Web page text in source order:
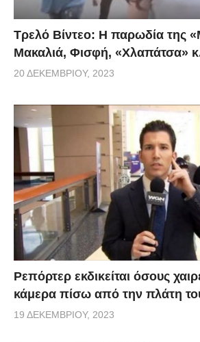
Τρελό Βίντεο: H παρωδία της
Μακαλιά, Φισφή, «Χλαπάτσα»
20 ΔΕΚΕΜΒΡΊΟΥ, 2023
Ρεπόρτερ εκδικείται όσους
κάμερα πίσω από την πλάτη
19 ΔΕΚΕΜΒΡΊΟΥ, 2023